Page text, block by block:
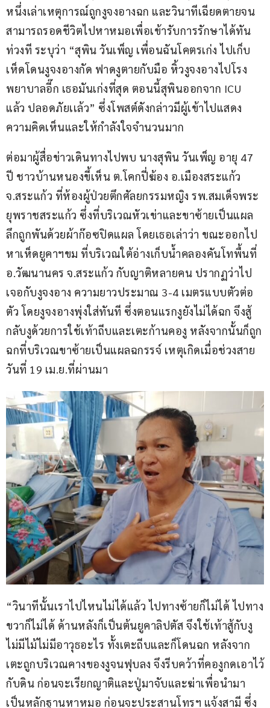
หนึ่งเล่าเหตุการณ์ถูกงูจงอางฉก และวินาทีเฉียดตายจน
สามารถรอดชีวิตไปหาหมอเพื่อเข้ารับการรักษาได้ทัน
ท่วงที ระบุว่า “สุพิน วันเพ็ญ เพื่อนฉันโคตรเก่ง ไปเก็บ
เห็ดโดนงูจงอางกัด ฟาดงูตายกับมือ หิ้วงูจงอางไปโรง
พยาบาลอี๊ก เธอมันเก่งที่สุด ตอนนี้สุพินออกจาก ICU
แล้ว ปลอดภัยเเล้ว” ซึ่งโพสต์ดังกล่าวมีผู้เข้าไปแสดง
ความคิดเห็นและให้กำลังใจจำนวนมาก
ต่อมาผู้สื่อข่าวเดินทางไปพบ นางสุพิน วันเพ็ญ อายุ 47
ปี ชาวบ้านหนองขี้เห็น ต.โคกปี่ฆ้อง อ.เมืองสระแก้ว
จ.สระแก้ว ที่ห้องผู้ป่วยตึกศัลยกรรมหญิง รพ.สมเด็จพระ
ยุพราชสระแก้ว ซึ่งที่บริเวณหัวเข่าและขาซ้ายเป็นแผล
ลึกถูกพันด้วยผ้าก๊อซปิดแผล โดยเธอเล่าว่า ขณะออกไป
หาเห็ดยูคาฯขม ที่บริเวณใต้อ่างเก็บน้ำคลองคันโทพื้นที่
อ.วัฒนานคร จ.สระแก้ว กับญาติหลายคน ปรากฏว่าไป
เจอกับงูจงอาง ความยาวประมาณ 3-4 เมตรแบบตัวต่อ
ตัว โดยงูจงอางพุ่งใส่ทันที ซึ่งตอนแรกงูยังไม่ได้ฉก จึงสู้
กลับงูด้วยการใช้เท้าถีบและเตะก้านคองู หลังจากนั้นก็ถูก
ฉกที่บริเวณขาซ้ายเป็นแผลฉกรรจ์ เหตุเกิดเมื่อช่วงสาย
วันที่ 19 เม.ย.ที่ผ่านมา
“วินาทีนั้นเราไปไหนไม่ได้แล้ว ไปทางซ้ายก็ไม่ได้ ไปทาง
ขวาก็ไม่ได้ ด้านหลังก็เป็นต้นยูคาลิปตัส จึงใช้เท้าสู้กับงู
ไม่มีไม้ไม่มีอาวุธอะไร ทั้งเตะถีบและก็โดนฉก หลังจาก
เตะถูกบริเวณคางของงูจนฟุบลง จึงรีบคว้าที่คองูกดเอาไว้
กับดิน ก่อนจะเรียกญาติและปู่มาจับและฆ่าเพื่อนำมา
เป็นหลักฐานหาหมอ ก่อนจะประสานโทรฯ แจ้งสามี ซึ่ง